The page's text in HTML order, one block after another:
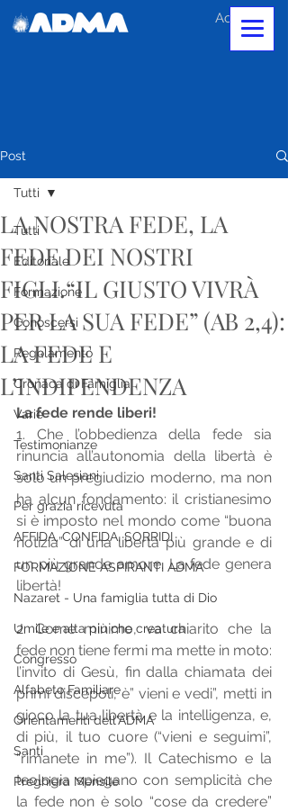
Accedi
Post
Tutti
Editoriale
Formazione
Conoscersi
Regolamento
Cronaca di Famiglia
Varie
Testimonianze
Santi Salesiani
Per grazia ricevuta
AFFIDA, CONFIDA, SORRIDI
FORMAZIONE ASPIRANTI ADMA
Nazaret - Una famiglia tutta di Dio
Umile e alta più che creatura
Congresso
Alfabeto Familiare
Orientamenti dell'ADMA
Santi
Preghiera Mensile
Tutti
LA NOSTRA FEDE, LA
FEDE DEI NOSTRI
FIGLI.“IL GIUSTO VIVRÀ
PER LA SUA FEDE” (AB 2,4):
LA FEDE E
L’INDIPENDENZA
La fede rende liberi!
1. Che l’obbedienza della fede sia
rinuncia all’autonomia della libertà è
solo un pregiudizio moderno, ma non
ha alcun fondamento: il cristianesimo
si è imposto nel mondo come “buona
notizia” di una libertà più grande e di
un più grande amore. La fede genera
libertà!
2. Come minimo, va chiarito che la
fede non tiene fermi ma mette in moto:
l’invito di Gesù, fin dalla chiamata dei
primi discepoli, è” vieni e vedi”, metti in
gioco la tua libertà e la intelligenza, e,
di più, il tuo cuore (“vieni e seguimi”,
“rimanete in me”). Il Catechismo e la
teologia spiegano con semplicità che
la fede non è solo “cose da credere”